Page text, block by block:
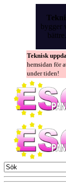
bygger
Teknisk
hemsidan för
under tiden!